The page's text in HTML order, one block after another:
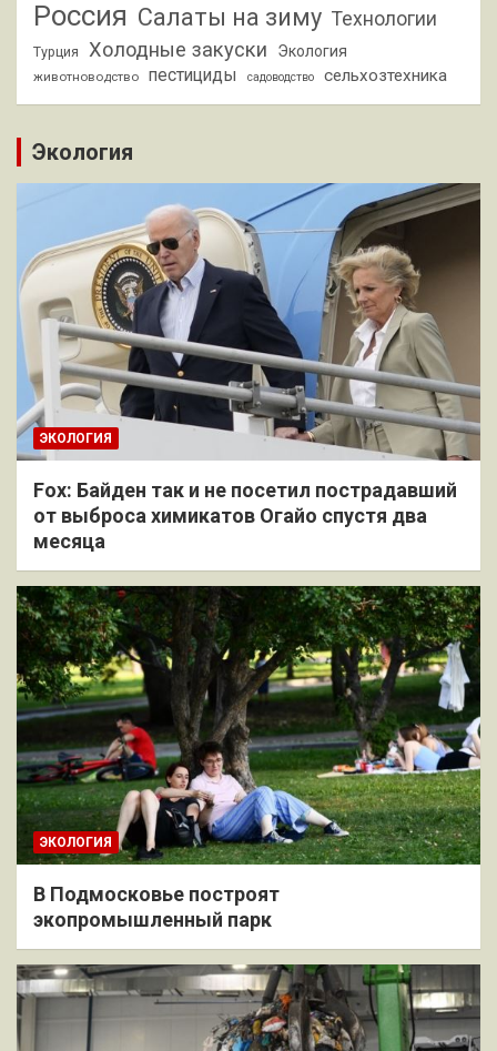
Россия Салаты на зиму Технологии
Турция Холодные закуски Экология
животноводство пестициды садоводство сельхозтехника
Экология
ЭКОЛОГИЯ
Fox: Байден так и не посетил пострадавший
от выброса химикатов Огайо спустя два
месяца
ЭКОЛОГИЯ
В Подмосковье построят
экопромышленный парк